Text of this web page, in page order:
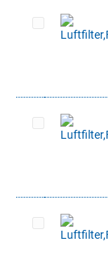
Artikel
Artikel
Artikel